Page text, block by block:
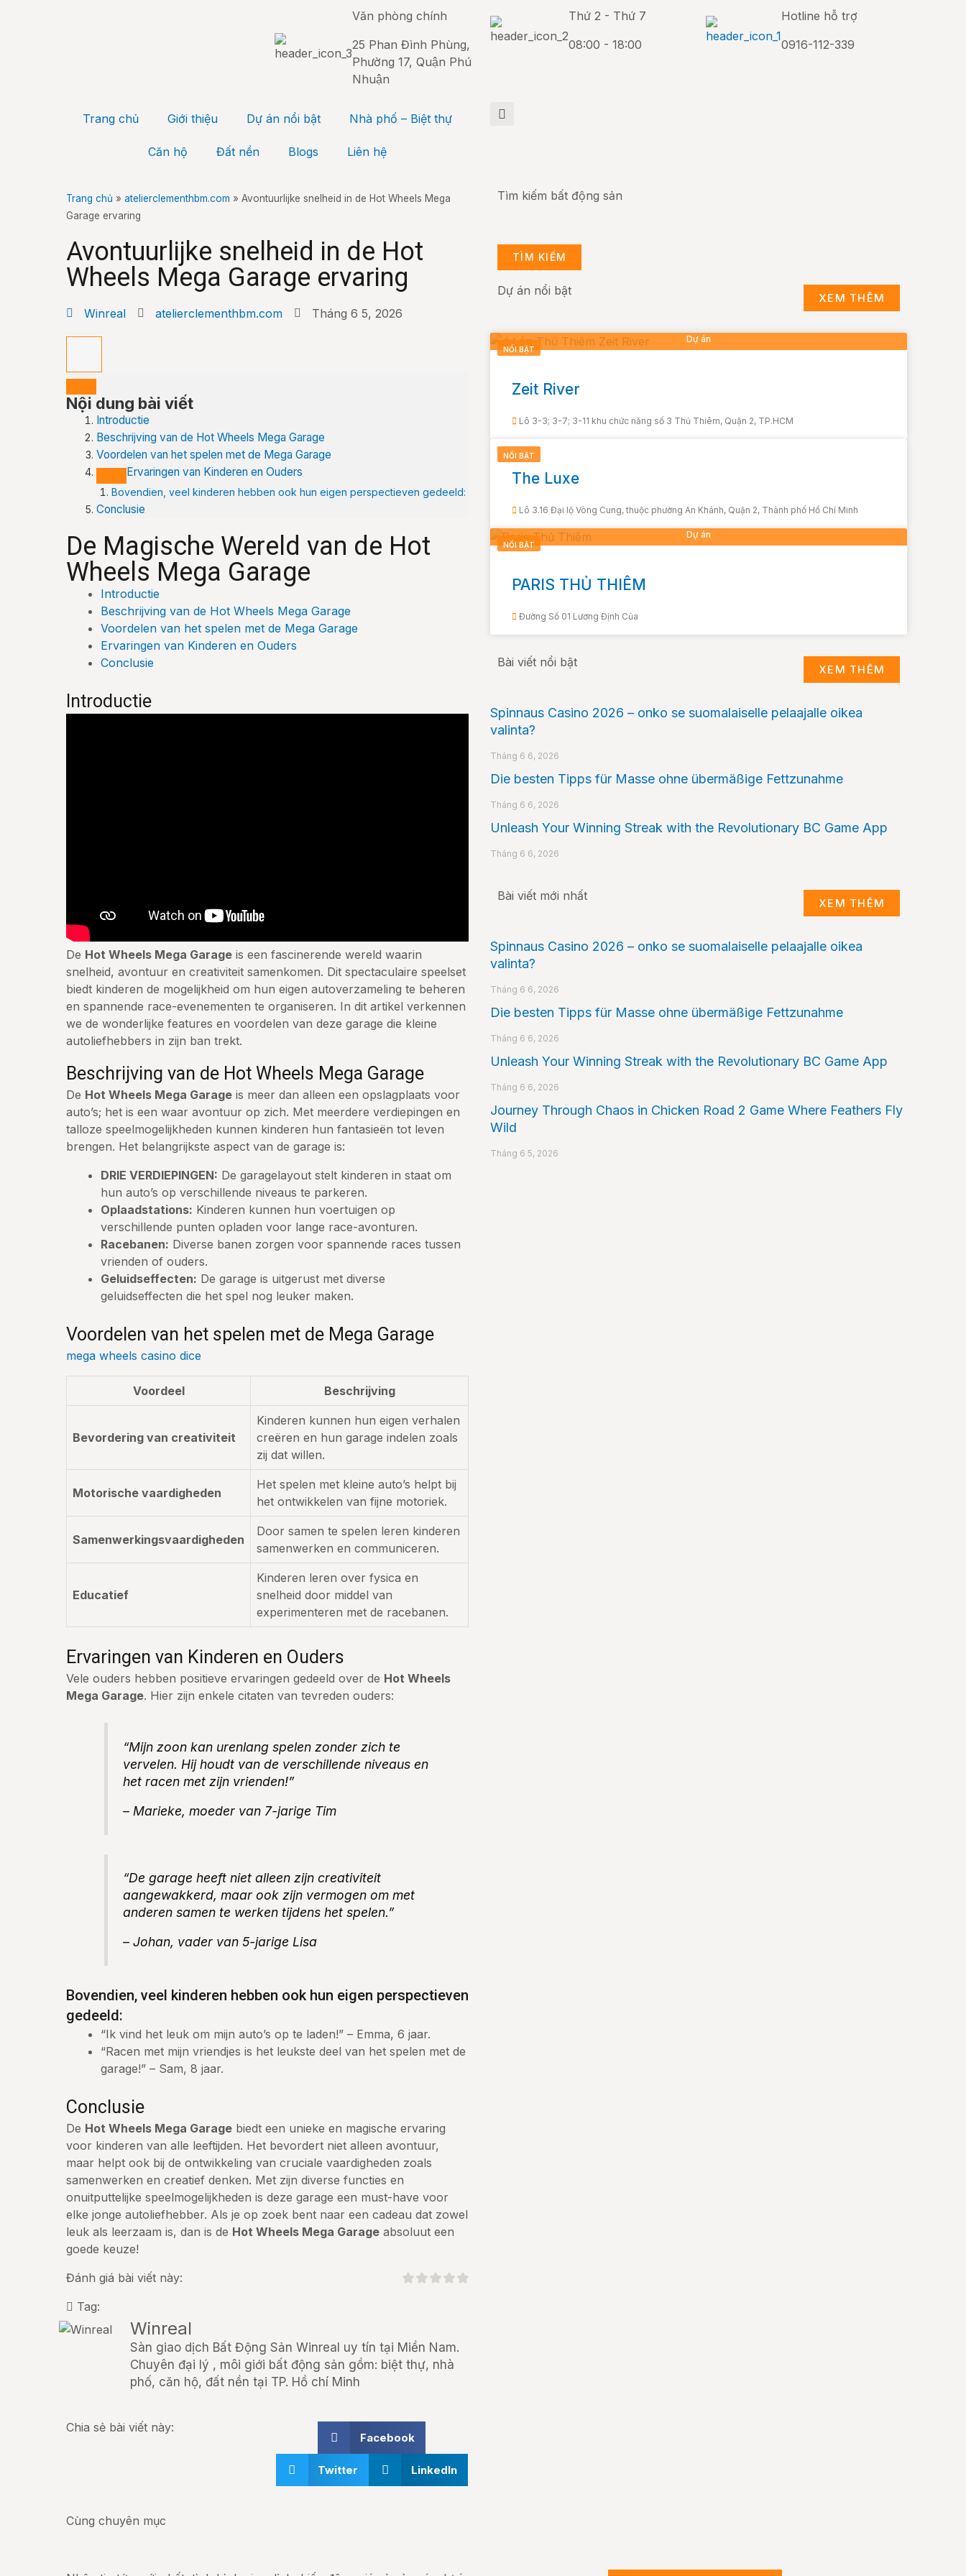
Văn phòng chính
25 Phan Đình Phùng,
Phường 17, Quận Phú
Nhuận
Thứ 2 - Thứ 7
08:00 - 18:00
Hotline hỗ trợ
0916-112-339
Trang chủ Giới thiệu Dự án nổi bật Nhà phố – Biệt thự
Căn hộ Đất nền Blogs Liên hệ
Trang chủ » atelierclementhbm.com » Avontuurlijke snelheid in de Hot Wheels Mega
Garage ervaring
Avontuurlijke snelheid in de Hot
Wheels Mega Garage ervaring
Winreal atelierclementhbm.com Tháng 6 5, 2026
Nội dung bài viết
Introductie
Beschrijving van de Hot Wheels Mega Garage
Voordelen van het spelen met de Mega Garage
Ervaringen van Kinderen en Ouders
Bovendien, veel kinderen hebben ook hun eigen perspectieven gedeeld:
Conclusie
De Magische Wereld van de Hot
Wheels Mega Garage
Introductie
Beschrijving van de Hot Wheels Mega Garage
Voordelen van het spelen met de Mega Garage
Ervaringen van Kinderen en Ouders
Conclusie
Introductie
De Hot Wheels Mega Garage is een fascinerende wereld waarin
snelheid, avontuur en creativiteit samenkomen. Dit spectaculaire speelset
biedt kinderen de mogelijkheid om hun eigen autoverzameling te beheren
en spannende race-evenementen te organiseren. In dit artikel verkennen
we de wonderlijke features en voordelen van deze garage die kleine
autoliefhebbers in zijn ban trekt.
Beschrijving van de Hot Wheels Mega Garage
De Hot Wheels Mega Garage is meer dan alleen een opslagplaats voor
auto’s; het is een waar avontuur op zich. Met meerdere verdiepingen en
talloze speelmogelijkheden kunnen kinderen hun fantasieën tot leven
brengen. Het belangrijkste aspect van de garage is:
DRIE VERDIEPINGEN: De garagelayout stelt kinderen in staat om
hun auto’s op verschillende niveaus te parkeren.
Oplaadstations: Kinderen kunnen hun voertuigen op
verschillende punten opladen voor lange race-avonturen.
Racebanen: Diverse banen zorgen voor spannende races tussen
vrienden of ouders.
Geluidseffecten: De garage is uitgerust met diverse
geluidseffecten die het spel nog leuker maken.
Voordelen van het spelen met de Mega Garage
mega wheels casino dice
Voordeel Beschrijving
Bevordering van creativiteit
Kinderen kunnen hun eigen verhalen
creëren en hun garage indelen zoals
zij dat willen.
Motorische vaardigheden
Het spelen met kleine auto’s helpt bij
het ontwikkelen van fijne motoriek.
Samenwerkingsvaardigheden
Door samen te spelen leren kinderen
samenwerken en communiceren.
Educatief
Kinderen leren over fysica en
snelheid door middel van
experimenteren met de racebanen.
Ervaringen van Kinderen en Ouders
Vele ouders hebben positieve ervaringen gedeeld over de Hot Wheels
Mega Garage. Hier zijn enkele citaten van tevreden ouders:
“Mijn zoon kan urenlang spelen zonder zich te
vervelen. Hij houdt van de verschillende niveaus en
het racen met zijn vrienden!”
– Marieke, moeder van 7-jarige Tim
“De garage heeft niet alleen zijn creativiteit
aangewakkerd, maar ook zijn vermogen om met
anderen samen te werken tijdens het spelen.”
– Johan, vader van 5-jarige Lisa
Bovendien, veel kinderen hebben ook hun eigen perspectieven
gedeeld:
“Ik vind het leuk om mijn auto’s op te laden!” – Emma, 6 jaar.
“Racen met mijn vriendjes is het leukste deel van het spelen met de
garage!” – Sam, 8 jaar.
Conclusie
De Hot Wheels Mega Garage biedt een unieke en magische ervaring
voor kinderen van alle leeftijden. Het bevordert niet alleen avontuur,
maar helpt ook bij de ontwikkeling van cruciale vaardigheden zoals
samenwerken en creatief denken. Met zijn diverse functies en
onuitputtelijke speelmogelijkheden is deze garage een must-have voor
elke jonge autoliefhebber. Als je op zoek bent naar een cadeau dat zowel
leuk als leerzaam is, dan is de Hot Wheels Mega Garage absoluut een
goede keuze!
Đánh giá bài viết này:
Tag:
Winreal
Sàn giao dịch Bất Động Sản Winreal uy tín tại Miền Nam.
Chuyên đại lý , môi giới bất động sản gồm: biệt thự, nhà
phố, căn hộ, đất nền tại TP. Hồ chí Minh
Chia sẻ bài viết này:
Facebook
Twitter LinkedIn
Cùng chuyên mục
Tìm kiếm bất động sản
TÌM KIẾM
Dự án nổi bật
XEM THÊM
NỔI BẬT
Dự án
Zeit River
Lô 3-3; 3-7; 3-11 khu chức năng số 3 Thủ Thiêm, Quận 2, TP.HCM
NỔI BẬT
The Luxe
Lô 3.16 Đại lộ Vòng Cung, thuộc phường An Khánh, Quận 2, Thành phố Hồ Chí Minh
NỔI BẬT
Dự án
PARIS THỦ THIÊM
Đường Số 01 Lương Định Của
Bài viết nổi bật
XEM THÊM
Spinnaus Casino 2026 – onko se suomalaiselle pelaajalle oikea
valinta?
Tháng 6 6, 2026
Die besten Tipps für Masse ohne übermäßige Fettzunahme
Tháng 6 6, 2026
Unleash Your Winning Streak with the Revolutionary BC Game App
Tháng 6 6, 2026
Bài viết mới nhất
XEM THÊM
Spinnaus Casino 2026 – onko se suomalaiselle pelaajalle oikea
valinta?
Tháng 6 6, 2026
Die besten Tipps für Masse ohne übermäßige Fettzunahme
Tháng 6 6, 2026
Unleash Your Winning Streak with the Revolutionary BC Game App
Tháng 6 6, 2026
Journey Through Chaos in Chicken Road 2 Game Where Feathers Fly
Wild
Tháng 6 5, 2026